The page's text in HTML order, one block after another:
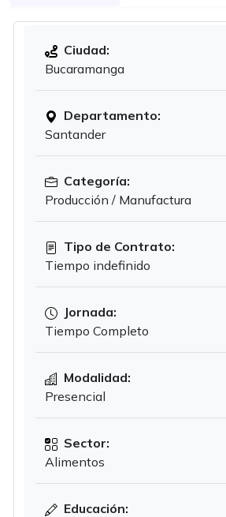
Ciudad:
Bucaramanga
Departamento:
Santander
Categoría:
Producción / Manufactura
Tipo de Contrato:
Tiempo indefinido
Jornada:
Tiempo Completo
Modalidad:
Presencial
Sector:
Alimentos
Educación: